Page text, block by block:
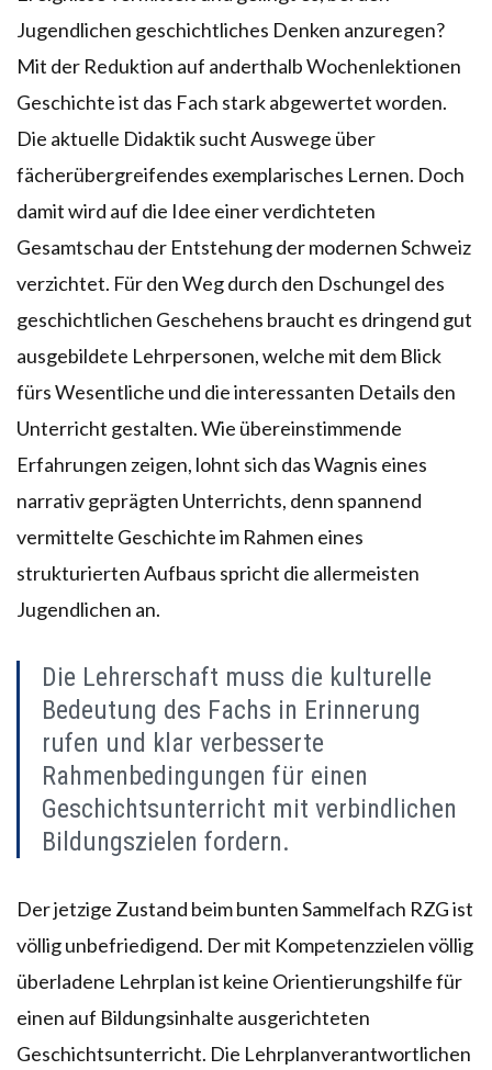
Jugendlichen geschichtliches Denken anzuregen?
Mit der Reduktion auf anderthalb Wochenlektionen
Geschichte ist das Fach stark abgewertet worden.
Die aktuelle Didaktik sucht Auswege über
fächerübergreifendes exemplarisches Lernen. Doch
damit wird auf die Idee einer verdichteten
Gesamtschau der Entstehung der modernen Schweiz
verzichtet. Für den Weg durch den Dschungel des
geschichtlichen Geschehens braucht es dringend gut
ausgebildete Lehrpersonen, welche mit dem Blick
fürs Wesentliche und die interessanten Details den
Unterricht gestalten. Wie übereinstimmende
Erfahrungen zeigen, lohnt sich das Wagnis eines
narrativ geprägten Unterrichts, denn spannend
vermittelte Geschichte im Rahmen eines
strukturierten Aufbaus spricht die allermeisten
Jugendlichen an.
Die Lehrerschaft muss die kulturelle
Bedeutung des Fachs in Erinnerung
rufen und klar verbesserte
Rahmenbedingungen für einen
Geschichtsunterricht mit verbindlichen
Bildungszielen fordern.
Der jetzige Zustand beim bunten Sammelfach RZG ist
völlig unbefriedigend. Der mit Kompetenzzielen völlig
überladene Lehrplan ist keine Orientierungshilfe für
einen auf Bildungsinhalte ausgerichteten
Geschichtsunterricht. Die Lehrplanverantwortlichen